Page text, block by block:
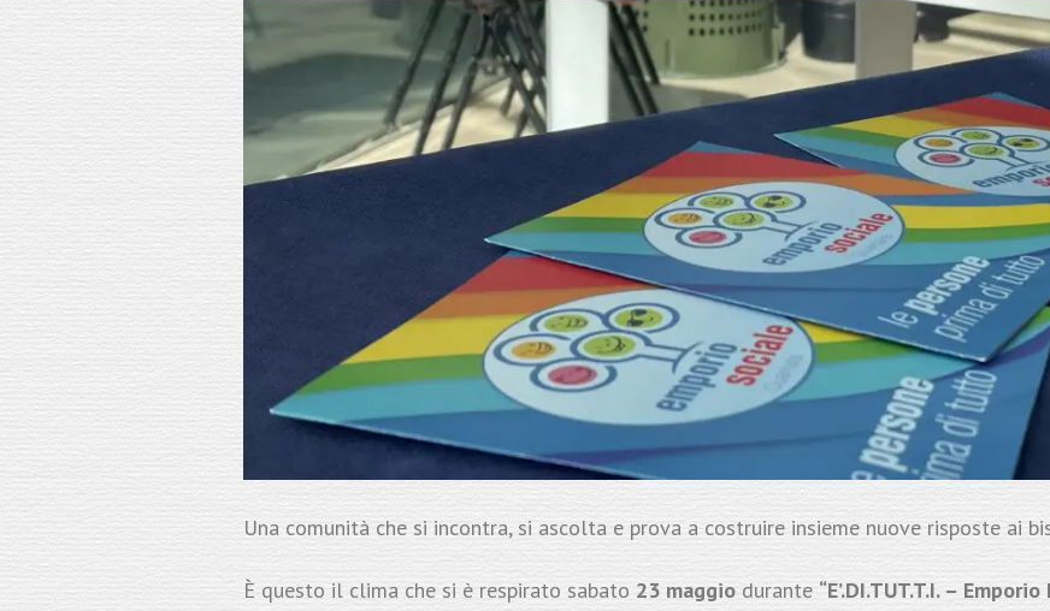
Una comunità che si incontra, si ascolta e prova a costruire insieme nuove risposte ai
È questo il clima che si è respirato sabato 23 maggiodurante“E’.DI.TUT.T.I. –